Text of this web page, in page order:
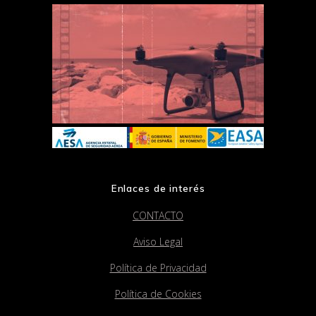
Enlaces de interés
CONTACTO
Aviso Legal
Política de Privacidad
Política de Cookies